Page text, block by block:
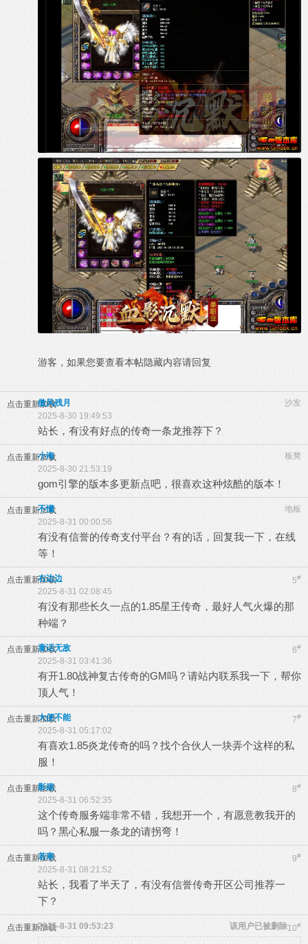
游客，如果您要查看本帖隐藏内容请回复
点击重新加载 沙发
傲风残月
2025-8-30 19:49:53
站长，有没有好点的传奇一条龙推荐下？
点击重新加载 板凳
小海
2025-8-30 21:53:19
gom引擎的版本多更新点吧，很喜欢这种炫酷的版本！
点击重新加载 地板
不懂
2025-8-31 00:00:56
有没有信誉的传奇支付平台？有的话，回复我一下，在线
等！
点击重新加载 5#
右边边
2025-8-31 02:08:45
有没有那些长久一点的1.85星王传奇，最好人气火爆的那
种端？
点击重新加载 6#
童话无敌
2025-8-31 03:41:36
有开1.80战神复古传奇的GM吗？请站内联系我一下，帮你
顶人气！
点击重新加载 7#
大便不能
2025-8-31 05:17:02
有喜欢1.85炎龙传奇的吗？找个合伙人一块弄个这样的私
服！
点击重新加载 8#
影殇
2025-8-31 06:52:35
这个传奇服务端非常不错，我想开一个，有愿意教我开的
吗？黑心私服一条龙的请拐弯！
点击重新加载 9#
若寒
2025-8-31 08:21:52
站长，我看了半天了，有没有信誉传奇开区公司推荐一
下？
点击重新加载 10#
该用户已被删除
2025-8-31 09:53:23